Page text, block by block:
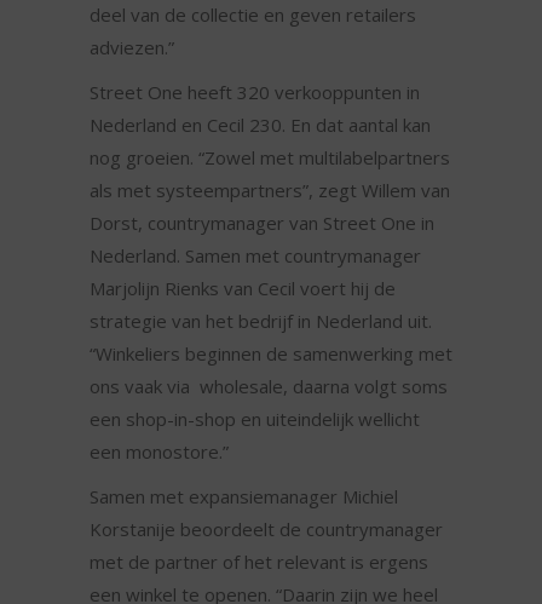
deel van de collectie en geven retailers
adviezen.”
Street One heeft 320 verkooppunten in
Nederland en Cecil 230. En dat aantal kan
nog groeien. “Zowel met multilabelpartners
als met systeempartners”, zegt Willem van
Dorst, countrymanager van Street One in
Nederland. Samen met countrymanager
Marjolijn Rienks van Cecil voert hij de
strategie van het bedrijf in Nederland uit.
“Winkeliers beginnen de samenwerking met
ons vaak via wholesale, daarna volgt soms
een shop-in-shop en uiteindelijk wellicht
een monostore.”
Samen met expansiemanager Michiel
Korstanije beoordeelt de countrymanager
met de partner of het relevant is ergens
een winkel te openen. “Daarin zijn we heel